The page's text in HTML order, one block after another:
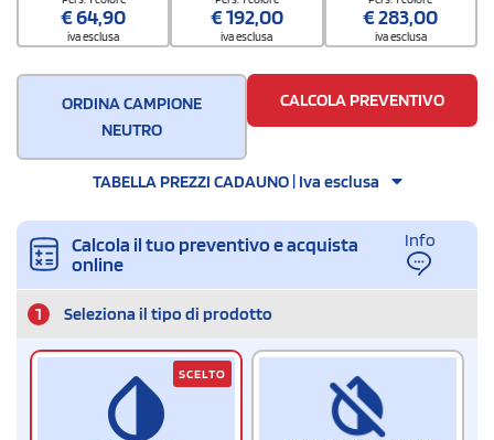
€64,90
iva esclusa
€192,00
iva esclusa
€283,00
iva esclusa
ORDINA CAMPIONE
NEUTRO
CALCOLA PREVENTIVO
TABELLA PREZZI CADAUNO | Iva esclusa
Calcola il tuo preventivo e acquista
online
Info
1 Seleziona il tipo di prodotto
SCELTO